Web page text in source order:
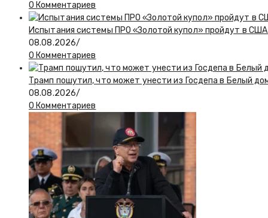
0 Комментариев
Испытания системы ПРО «Золотой купол» пройдут в
08.08.2026/
0 Комментариев
Трамп пошутил, что может унести из Госдепа в Белый
08.08.2026/
0 Комментариев